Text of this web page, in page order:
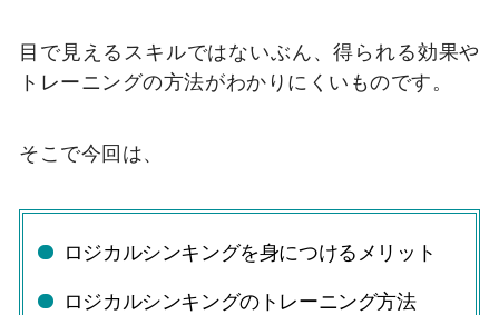
目で見えるスキルではないぶん、得られる効果や
トレーニングの方法がわかりにくいものです。
そこで今回は、
ロジカルシンキングを身につけるメリット
ロジカルシンキングのトレーニング方法